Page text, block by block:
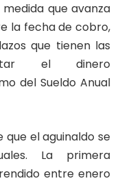
que avanza
la fecha de cobro,
que tienen las
el dinero
del Sueldo Anual
el aguinaldo se
La primera
entre enero